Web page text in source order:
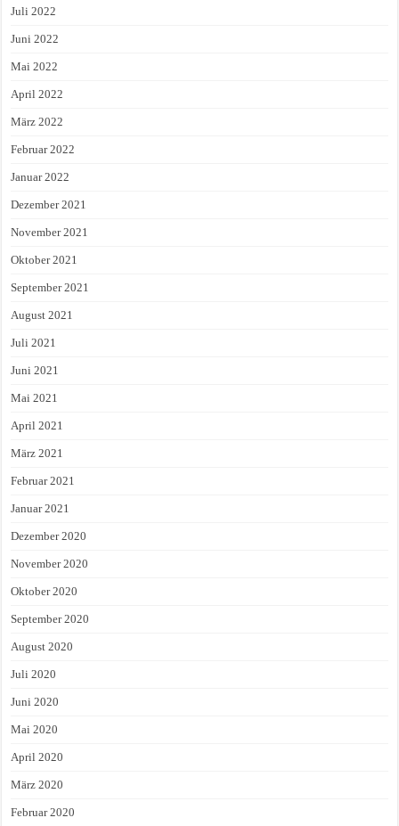
Juli 2022
Juni 2022
Mai 2022
April 2022
März 2022
Februar 2022
Januar 2022
Dezember 2021
November 2021
Oktober 2021
September 2021
August 2021
Juli 2021
Juni 2021
Mai 2021
April 2021
März 2021
Februar 2021
Januar 2021
Dezember 2020
November 2020
Oktober 2020
September 2020
August 2020
Juli 2020
Juni 2020
Mai 2020
April 2020
März 2020
Februar 2020